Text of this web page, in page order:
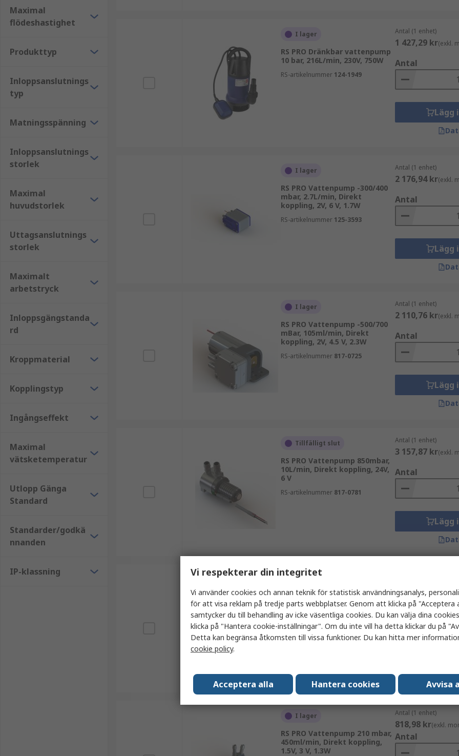
Dränkbara vattenpumpar är idealiska för pumpning av översvämmade områden, dränkbara pumpar har
Bensindrivna vattenpumpar är idealiska för att tömma diken och rännor
Vattenpumpar används i olika tillämpningar inom ett brett spektrum av industrier. Några av de vanligaste är;
Avloppsreningsverk, bevattning och dränering
Olje- och energi, kraftverk och raffinaderier
Akvarium och fiskbassänger
Vattenpumpar kan bidra till en hälsosam byggnad genom att förbättra vattenkvaliteten
Maximal
flödeshastighet
Produkttyp
Inloppsanslutnings
typ
Matningsspänning
Inloppsanslutnings
storlek
Maximal
huvudstorlek
Uttagsanslutnings
storlek
Maximalt
arbetstryck
Inloppsgängstanda
rd
Kroppmaterial
Kopplingstyp
Ingångseffekt
Maximal
vätsketemperatur
Utlopp Gänga
Standard
Standarder/godkä
nnanden
IP-klassning
I lager
RS PRO Dränkbar vattenpump
10 bar, 216L/min, 230V, 750W
RS-artikelnummer 124-1949
Antal (1 enhet)
1 427,29 kr(exkl.
Antal
Lägg
I lager
RS PRO Vattenpump -300/400
mbar, 2.7L/min, Direkt
koppling, 2V, 6 V, 1.7W
RS-artikelnummer 125-3593
Antal (1 enhet)
2 176,94 kr(exkl.
Antal
Lägg
I lager
RS PRO Vattenpump -500/700
mBar, 105ml/min, Direkt
koppling, 2V, 4.5 V, 2.3W
RS-artikelnummer 817-0725
Antal (1 enhet)
2 110,76 kr(exkl.
Antal
Lägg
Tillfälligt slut
RS PRO Vattenpump 850mbar,
10L/min, Direkt koppling, 24V,
6 V
RS-artikelnummer 817-0781
Antal (1 enhet)
3 157,87 kr(exkl.
Antal
Lägg
I lager
RS PRO Vattenpump 6bar,
2500ml/min, 28V, 6 V, 100W
RS-artikelnummer914-7016
5 220,28 kr
(exkl.
Antal
I lager
RS PRO Vattenpump 210 mbar,
450ml/min, Direkt koppling,
1.5V, 3 V, 1.3W
Antal (1 enhet)
818,98 kr(exkl.
Antal
Vi respekterar din integritet
Vi använder cookies och annan teknik för statistisk användningsanalys,
för att visa reklam på tredje parts webbplatser. Genom att klicka på "Acceptera
samtycker du till behandling av icke väsentliga cookies. Du kan välja dina
klicka på "Hantera cookie-inställningar". Om du inte vill ha detta klickar du på
Detta kan begränsa åtkomsten till vissa funktioner. Du kan hitta mer
cookie policy.
Acceptera alla Hantera cookies Avvisa